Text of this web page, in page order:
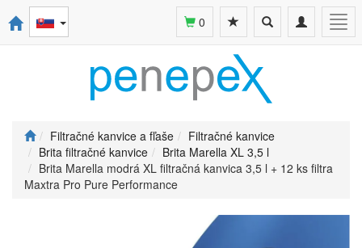
Toggle
navigation
Toggle
search
0
Filtračné kanvice a fľaše
Filtračné kanvice
Brita filtračné kanvice
Brita Marella XL 3,5 l
Brita Marella modrá XL filtračná kanvica 3,5 l + 12 ks filtra
Maxtra Pro Pure Performance